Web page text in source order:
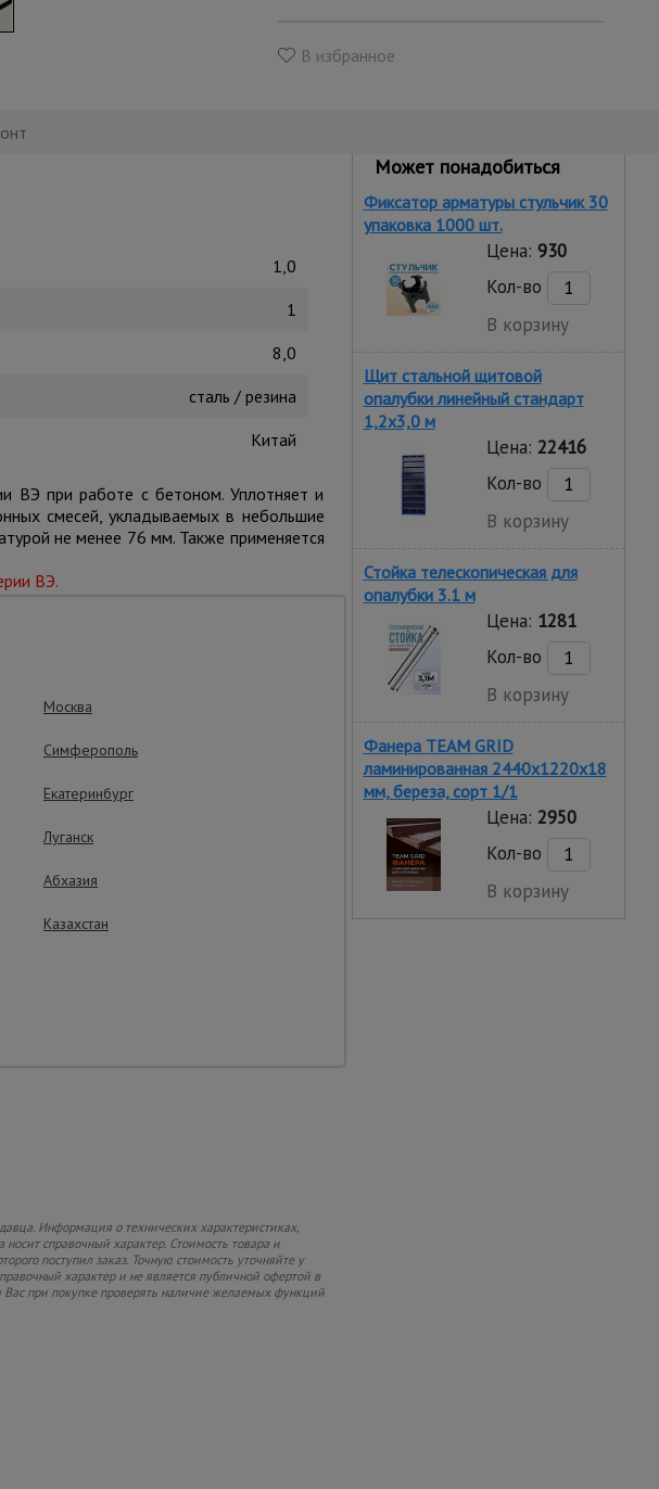
В избранное
1,0
1
8,0
сталь / резина
Китай
ВЭ при работе с бетоном. Уплотняет и
смесей, укладываемых в небольшие
не менее 76 мм. Также применяется
ВЭ.
Все в комплекте
комплекте. Легко подключается к
вибратору.
Долговечность
Информация о технических характеристиках,
справочный характер. Стоимость товара и
поступил заказ. Точную стоимость уточняйте у
характер и не является публичной офертой в
Вас при покупке проверять наличие желаемых функций
Может понадобиться
Фиксатор арматуры стульчик 30
упаковка 1000 шт.
Цена: 930
Кол-во
В корзину
Щит стальной щитовой
опалубки линейный стандарт
1,2x3,0 м
Цена: 22416
Кол-во
В корзину
Стойка телескопическая для
опалубки 3.1 м
Цена: 1281
Кол-во
В корзину
Фанера TEAM GRID
ламинированная 2440х1220х18
мм, береза, сорт 1/1
Цена: 2950
Кол-во
В корзину
Москва
Симферополь
Екатеринбург
Луганск
Абхазия
Казахстан